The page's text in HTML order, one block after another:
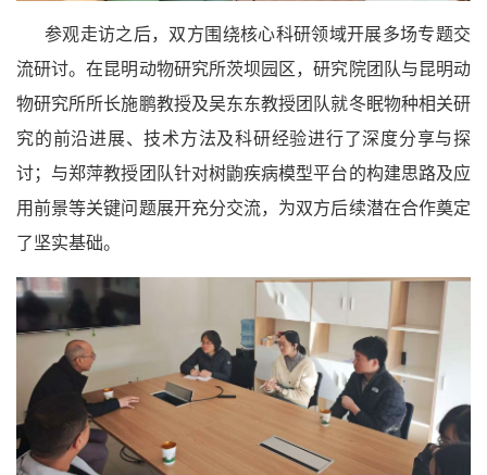
参观走访之后，双方围绕核心科研领域开展多场专题交
流研讨。在昆明动物研究所茨坝园区，研究院团队与昆明动
物研究所所长施鹏教授及吴东东教授团队就冬眠物种相关研
究的前沿进展、技术方法及科研经验进行了深度分享与探
讨；与郑萍教授团队针对树鼩疾病模型平台的构建思路及应
用前景等关键问题展开充分交流，为双方后续潜在合作奠定
了坚实基础。